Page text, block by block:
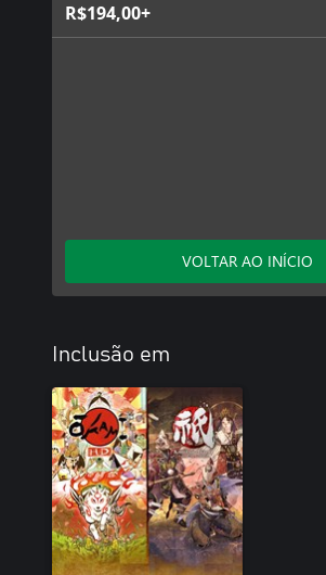
R$194,00+
VOLTAR AO INÍCIO
Inclusão em